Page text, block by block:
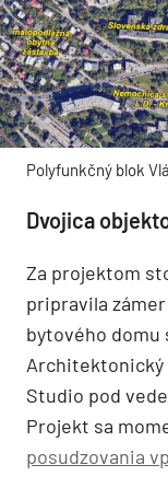
Polyfunkčný blok
Dvojica
Za projektom
pripravila
bytového domu
Architektonický
Studio pod
Projekt sa
posudzovania